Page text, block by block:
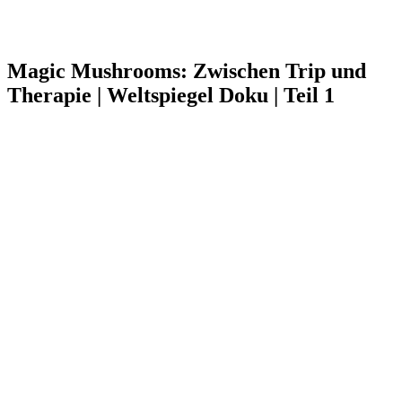
Magic Mushrooms: Zwischen Trip und
Therapie | Weltspiegel Doku | Teil 1